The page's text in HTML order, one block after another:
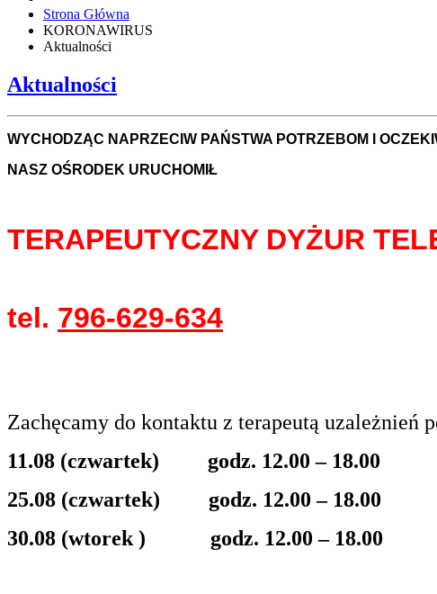
Strona Główna
KORONAWIRUS
Aktualności
Aktualności
WYCHODZĄC NAPRZECIW PAŃSTWA POTRZEBOM I
NASZ OŚRODEK URUCHOMIŁ
TERAPEUTYCZNY DYŻUR
tel. 796-629-634
Zachęcamy do kontaktu z terapeutą uzależnień
11.08 (czwartek) godz. 12.00 – 18.00
25.08 (czwartek) godz. 12.00 – 18.00
30.08 (wtorek ) godz. 12.00 – 18.00